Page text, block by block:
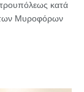
κατά
των Μυροφόρων